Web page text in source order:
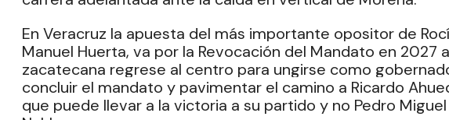
En Veracruz la apuesta del más importante opositor de
Manuel Huerta, va por la Revocación del Mandato en 2027
zacatecana regrese al centro para ungirse como
concluir el mandato y pavimentar el camino a Ricardo
que puede llevar a la victoria a su partido y no Pedro Miguel